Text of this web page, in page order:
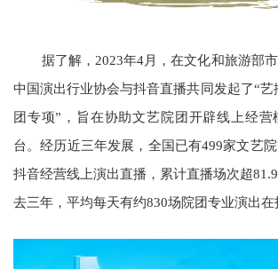
据了解，2023年4月，在文化和旅游部
中国演出行业协会与抖音直播共同发起了“艺
团专项”，旨在协助文艺院团开辟线上经
台。经历近三年发展，全国已有499家文艺
抖音经营线上演出直播，累计直播场次超
去三年，平均每天有约830场院团专业演出在